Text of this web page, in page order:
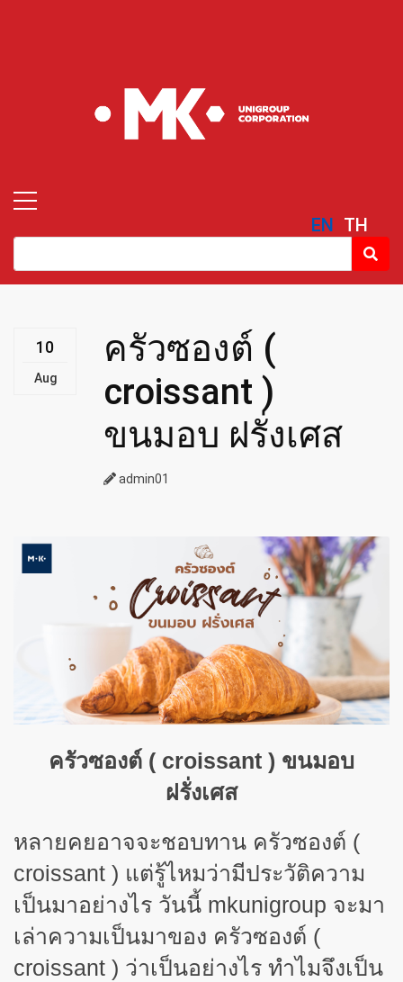
EN TH
10
Aug
ครัวซองต์ (
croissant )
ขนมอบ ฝรั่งเศส
admin01
ครัวซองต์ ( croissant ) ขนมอบ
ฝรั่งเศส
หลายคยอาจจะชอบทาน ครัวซองต์ (
croissant ) แต่รู้ไหมว่ามีประวัติความ
เป็นมาอย่างไร วันนี้ mkunigroup จะมา
เล่าความเป็นมาของ ครัวซองต์ (
croissant ) ว่าเป็นอย่างไร ทำไมจึงเป็น